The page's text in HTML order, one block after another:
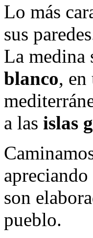
Lo más
sus
La medina
blanco,
a las islas
son
pueblo.